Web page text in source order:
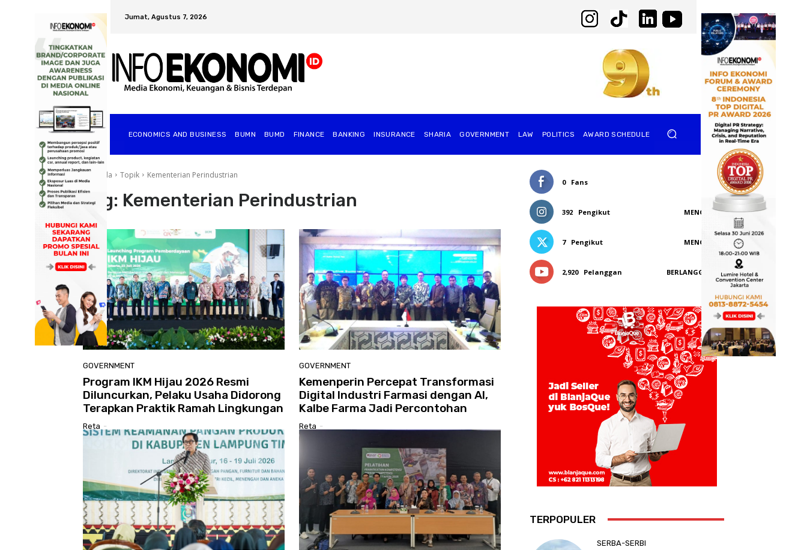
Jumat, Agustus 7, 2026
ECONOMICS AND BUSINESS BUMN BUMD FINANCE BANKING INSURANCE SHARIA GOVERNMENT ⁠LAW POLITICS AWARD SCHEDULE
Beranda Topik Kementerian Perindustrian
Tag: Kementerian Perindustrian
GOVERNMENT
Program IKM Hijau 2026 Resmi
Diluncurkan, Pelaku Usaha Didorong
Terapkan Praktik Ramah Lingkungan
Reta -
GOVERNMENT
Kemenperin Percepat Transformasi
Digital Industri Farmasi dengan AI,
Kalbe Farma Jadi Percontohan
Reta -
0 Fans SUKA
392 Pengikut MENGIKUTI
7 Pengikut MENGIKUTI
2,920 Pelanggan BERLANGGANAN
TERPOPULER
SERBA-SERBI